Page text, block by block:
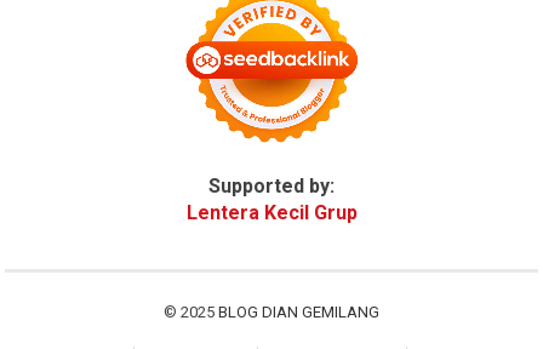
Supported by:
Lentera Kecil Grup
© 2025 BLOG DIAN GEMILANG